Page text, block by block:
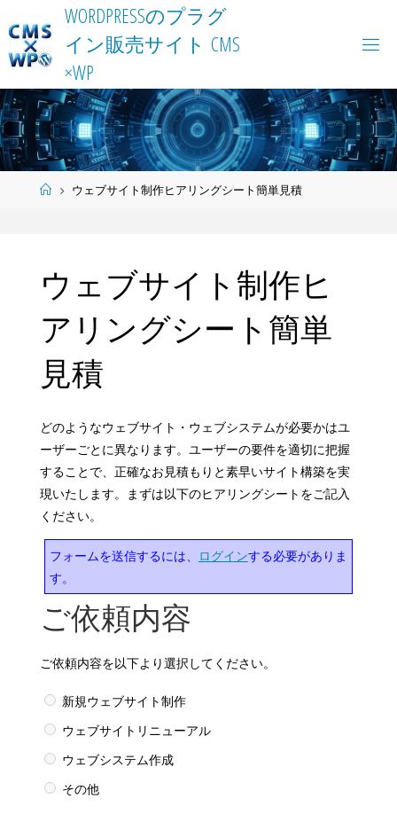
to
content
WORDPRESSのプラ グ
イ ン販売サイ ト CMS
×WP
Homeウェブサイト制作ヒアリングシート簡単見積
ウェブサイト制作ヒ
アリングシート簡単
見積
どのようなウェブサイト・ウェブシステムが必要かはユ
ーザーごとに異なります。ユーザーの要件を適切に把握
することで、正確なお見積もりと素早いサイト構築を実
現いたします。まずは以下のヒアリングシートをご記入
ください。
フォームを送信するには、 ログインする必要がありま
す。
ご依頼内容
ご依頼内容を以下より選択してください。
新規ウェブサイト制作
ウェブサイトリニューアル
ウェブシステム作成
その他